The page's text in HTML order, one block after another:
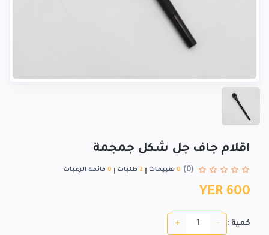
اقلام جاف جل شكل جمجمة
(0)
0 تقييمات 2 طلبات 0 قائمة الرغبات
YER 600
كمية : -
+